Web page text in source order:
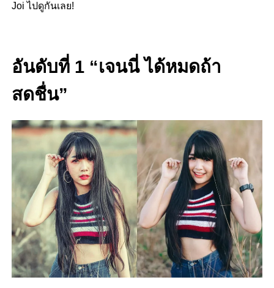
Joi ไปดูกันเลย!
อันดับที่ 1 “เจนนี่ ได้หมดถ้า
สดชื่น”